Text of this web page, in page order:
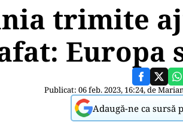
trimite
Europa
Publicat: 06 feb. 2023, 16:24, de
Adaugă-ne ca sursă